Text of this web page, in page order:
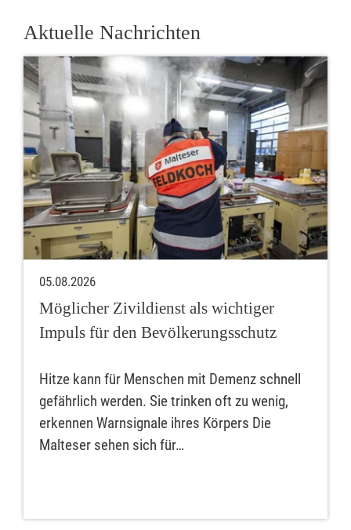
Aktuelle Nachrichten
05.08.2026
Möglicher Zivildienst als wichtiger
Impuls für den Bevölkerungsschutz
Hitze kann für Menschen mit Demenz schnell
gefährlich werden. Sie trinken oft zu wenig,
erkennen Warnsignale ihres Körpers Die
Malteser sehen sich für…